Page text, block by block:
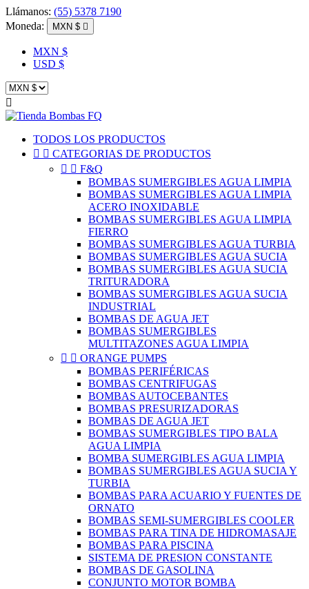
Llámanos: (55) 5378 7190
Moneda:
MXN $ 
MXN $
USD $

TODOS LOS PRODUCTOS
  CATEGORIAS DE PRODUCTOS
  F&Q
BOMBAS SUMERGIBLES AGUA LIMPIA
BOMBAS SUMERGIBLES AGUA LIMPIA
ACERO INOXIDABLE
BOMBAS SUMERGIBLES AGUA LIMPIA
FIERRO
BOMBAS SUMERGIBLES AGUA TURBIA
BOMBAS SUMERGIBLES AGUA SUCIA
BOMBAS SUMERGIBLES AGUA SUCIA
TRITURADORA
BOMBAS SUMERGIBLES AGUA SUCIA
INDUSTRIAL
BOMBAS DE AGUA JET
BOMBAS SUMERGIBLES
MULTITAZONES AGUA LIMPIA
  ORANGE PUMPS
BOMBAS PERIFÉRICAS
BOMBAS CENTRIFUGAS
BOMBAS AUTOCEBANTES
BOMBAS PRESURIZADORAS
BOMBAS DE AGUA JET
BOMBAS SUMERGIBLES TIPO BALA
AGUA LIMPIA
BOMBA SUMERGIBLES AGUA LIMPIA
BOMBAS SUMERGIBLES AGUA SUCIA Y
TURBIA
BOMBAS PARA ACUARIO Y FUENTES DE
ORNATO
BOMBAS SEMI-SUMERGIBLES COOLER
BOMBAS PARA TINA DE HIDROMASAJE
BOMBAS PARA PISCINA
SISTEMA DE PRESION CONSTANTE
BOMBAS DE GASOLINA
CONJUNTO MOTOR BOMBA